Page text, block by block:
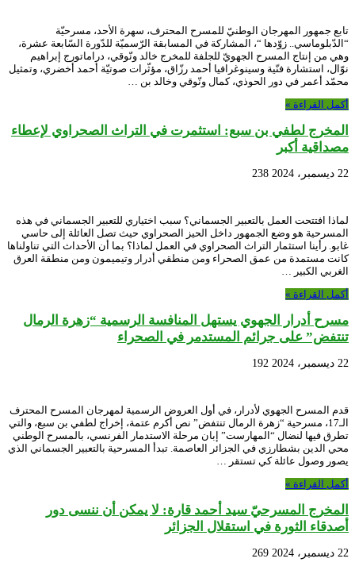
تابع جمهور المهرجان الوطنيّ للمسرح المحترف، سهرة الأحد، مسرحيّة
“الدّبلوماسي.. زوّدها “، المشاركة في المسابقة الرّسميّة للدّورة السّابعة عشرة،
وهي من إنتاج المسرح الجهويّ للجلفة للمخرج خالد ونّوقي، دراماتورج إبراهيم
نوّال، استشارة فنّية وسينوغرافيا أحمد رزّاق، مؤثّرات صوتيّة أحمد أخضري، وتمثيل
محمّد أعمر في دور الحوذي، كمال ونّوقي وخالد بن …
أكمل القراءة »
المخرج لطفي بن سبع: استثمرت في التراث الصحراوي لإعطاء
مصداقية أكبر
22 ديسمبر، 2024 238
لماذا افتتحت العمل بالتعبير الجسماني؟ سبب اختياري للتعبير الجسماني في هذه
المسرحية هو وضع الجمهور داخل الحيز الصحراوي حيث تصل العائلة إلى حاسي
غابو. رأينا استثمار التراث الصحراوي في العمل لماذا؟ بما أن الأحداث التي تناولناها
كانت مستمدة من عمق الصحراء ومن منطقي أدرار وتيميمون ومن منطقة العرق
الغربي الكبير …
أكمل القراءة »
مسرح أدرار الجهوي يستهل المنافسة الرسمية “زهرة الرمال
تنتفض” على جرائم المستدمر في الصحراء
22 ديسمبر، 2024 192
قدم المسرح الجهوي لأدرار، في أول العروض الرسمية لمهرجان المسرح المحترف
الـ17، مسرحية “زهرة الرمال تنتفض” نص أكرم عتمة، إخراج لطفي بن سبع، والتي
تطرق فيها لنضال “المهارست” إبان مرحلة الاستدمار الفرنسي، بالمسرح الوطني
محي الدين بشطارزي في الجزائر العاصمة. تبدأ المسرحية بالتعبير الجسماني الذي
يصور وصول عائلة كي تستقر …
أكمل القراءة »
المخرج المسرحيّ سيد أحمد قارة: لا يمكن أن ننسى دور
أصدقاء الثورة في استقلال الجزائر
22 ديسمبر، 2024 269